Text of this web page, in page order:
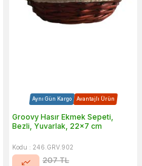
Aynı Gün Kargo Avantajlı Ürün
Groovy Hasır Ekmek Sepeti,
Bezli, Yuvarlak, 22x7 cm
Kodu : 246.GRV.902
207TL